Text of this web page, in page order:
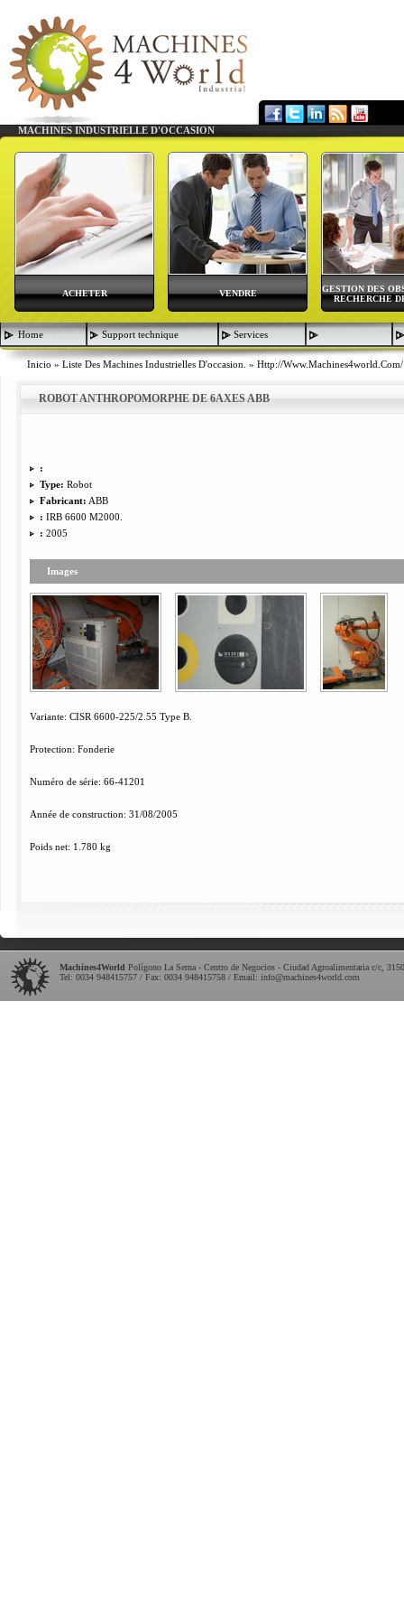
MACHINES INDUSTRIELLE D'OCCASION
GESTION DES
RECHERCHE
VENDRE
ACHETER
Home Support technique Services
Inicio » Liste Des Machines Industrielles D'occasion. » Http://www.machines4world.com/
ROBOT ANTHROPOMORPHE DE 6AXES ABB
:
Type: Robot
Fabricant: ABB
: IRB 6600 M2000.
: 2005
Images
Variante: CISR 6600-225/2.55 Type B.
Protection: Fonderie
Numéro de série: 66-41201
Année de construction: 31/08/2005
Poids net: 1.780 kg
Machines4World Polígono La Serna - Centro de Negocios - Ciudad Agroalimentaria c/c
Tel: 0034 948415757 / Fax: 0034 948415758 / Email: info@machines4world.com